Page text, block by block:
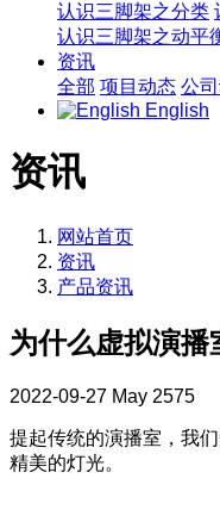
认识三脚架之分类
认识三脚架之动平
资讯
全部 项目动态 公
English
资讯
网站首页
资讯
产品资讯
为什么虚拟演播
2022-09-27 May 2575
提起传统的演播室，我
精美的灯光。